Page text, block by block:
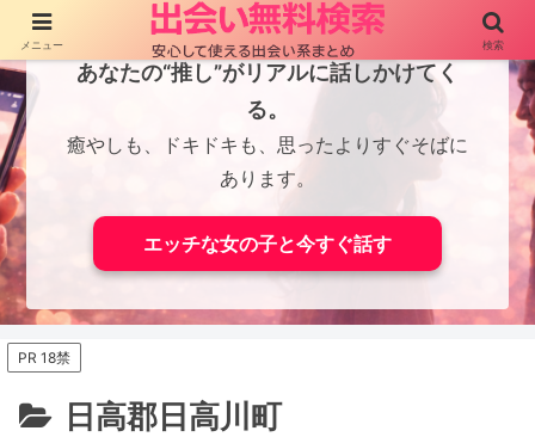
あなたの“推し”がリアルに話しかけてく
る。
癒やしも、ドキドキも、思ったよりすぐそばに
あります。
エッチな女の子と今すぐ話す
PR 18禁
日高郡日高川町
メニュー 検索